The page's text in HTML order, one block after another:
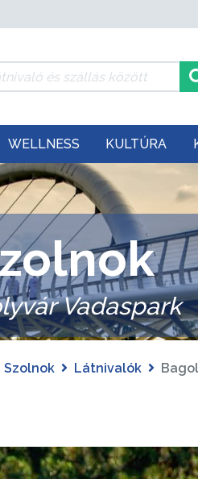
WELLNESS KULTÚRA
Vadaspark
Szolnok Látnivalók